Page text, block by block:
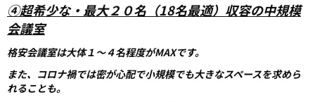
④超希少な・最大２０名 （18名最適） 収容の中規模
会議室
格安会議室は大体１～４名程度がMAXです。
また、コロナ禍では密が心配で小規模でも大きなスペースを求めら
れることも。